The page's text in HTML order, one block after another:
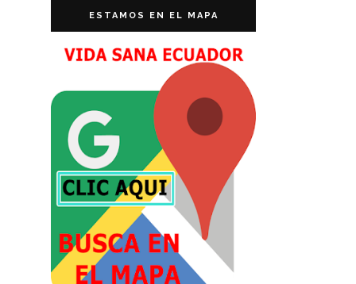
ESTAMOS EN EL MAPA